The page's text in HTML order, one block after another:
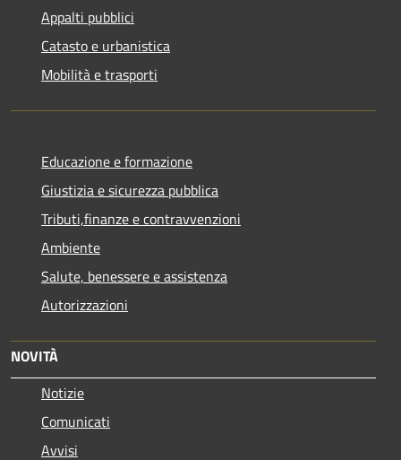
Appalti pubblici
Catasto e urbanistica
Mobilità e trasporti
Educazione e formazione
Giustizia e sicurezza pubblica
Tributi,finanze e contravvenzioni
Ambiente
Salute, benessere e assistenza
Autorizzazioni
NOVITÀ
Notizie
Comunicati
Avvisi